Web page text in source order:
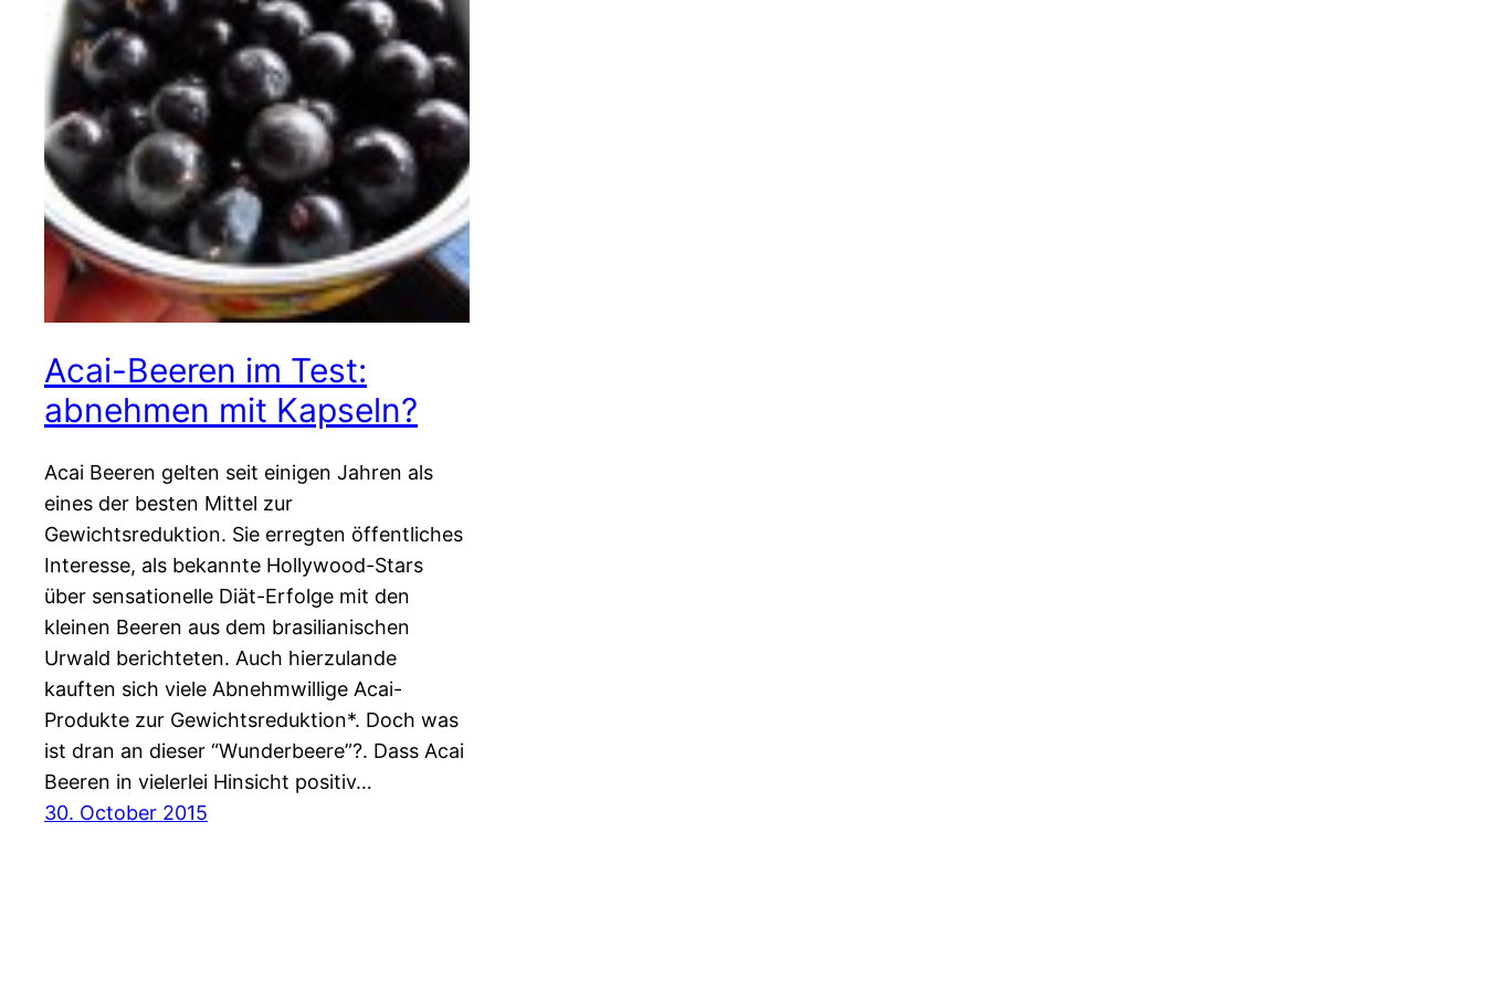
Acai-Beeren im Test:
abnehmen mit Kapseln?
Acai Beeren gelten seit einigen Jahren als
eines der besten Mittel zur
Gewichtsreduktion. Sie erregten öffentliches
Interesse, als bekannte Hollywood-Stars
über sensationelle Diät-Erfolge mit den
kleinen Beeren aus dem brasilianischen
Urwald berichteten. Auch hierzulande
kauften sich viele Abnehmwillige Acai-
Produkte zur Gewichtsreduktion*. Doch was
ist dran an dieser “Wunderbeere”?. Dass Acai
Beeren in vielerlei Hinsicht positiv…
30. October 2015